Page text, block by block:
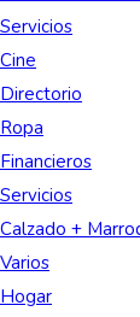
Servicios
Cine
Directorio
Ropa
Financieros
Servicios
Calzado +
Varios
Hogar